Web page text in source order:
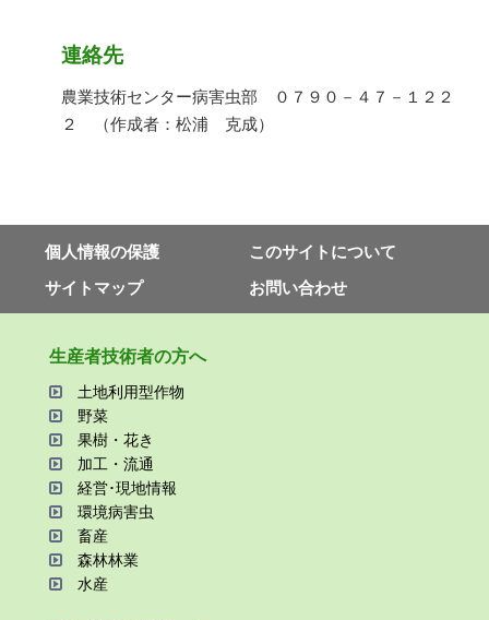
連絡先
農業技術センター病害虫部 ０７９０－４７－１２２
２ （作成者：松浦 克成）
個⼈情報の保護
このサイトについて
サイトマップ
お問い合わせ
⽣産者技術者の⽅へ
⼟地利⽤型作物
野菜
果樹・花き
加⼯・流通
経営･現地情報
環境病害⾍
畜産
森林林業
⽔産